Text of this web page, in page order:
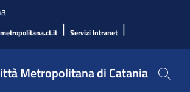
| Servizi Intranet |
Metropolitana di Catania